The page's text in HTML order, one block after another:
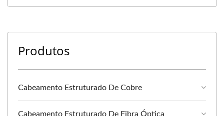
Produtos
Cabeamento Estruturado De Cobre
Cabeamento Estruturado De Fibra Óptica